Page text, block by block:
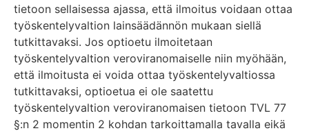
tietoon sellaisessa ajassa, että ilmoitus voidaan ottaa
työskentelyvaltion lainsäädännön mukaan siellä
tutkittavaksi. Jos optioetu ilmoitetaan
työskentelyvaltion veroviranomaiselle niin myöhään,
että ilmoitusta ei voida ottaa työskentelyvaltiossa
tutkittavaksi, optioetua ei ole saatettu
työskentelyvaltion veroviranomaisen tietoon TVL 77
§:n 2 momentin 2 kohdan tarkoittamalla tavalla eikä